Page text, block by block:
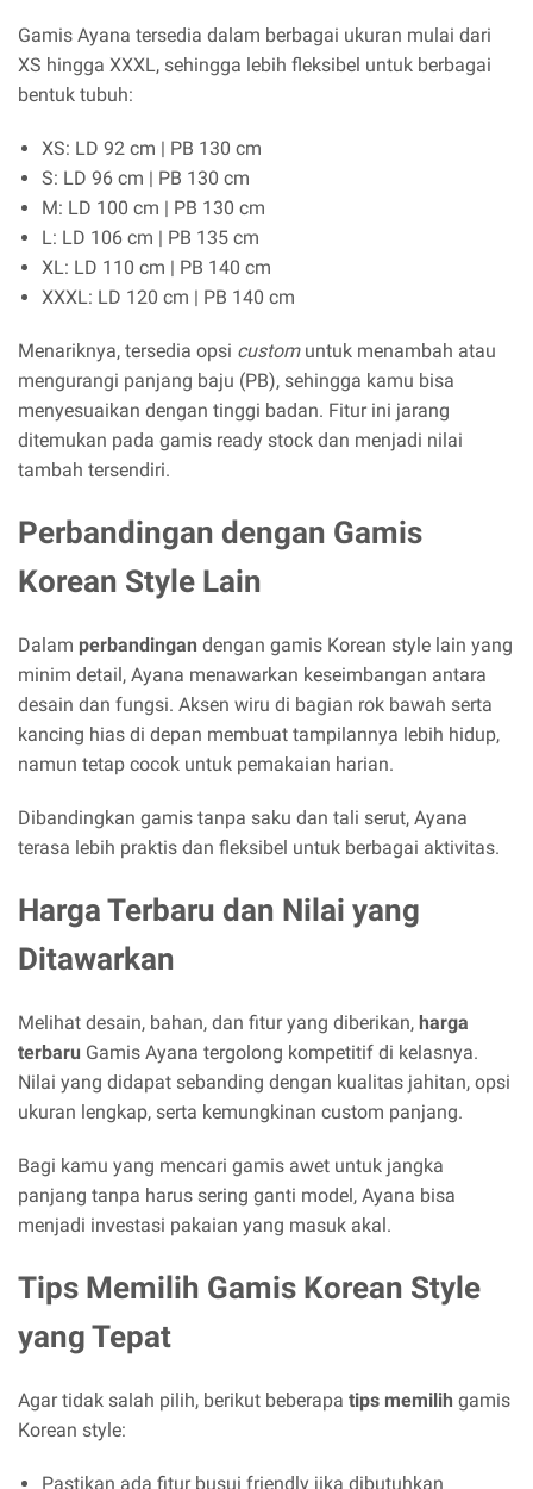
Gamis Ayana tersedia dalam berbagai ukuran mulai dari
XS hingga XXXL, sehingga lebih fleksibel untuk berbagai
bentuk tubuh:
XS: LD 92 cm | PB 130 cm
S: LD 96 cm | PB 130 cm
M: LD 100 cm | PB 130 cm
L: LD 106 cm | PB 135 cm
XL: LD 110 cm | PB 140 cm
XXXL: LD 120 cm | PB 140 cm
Menariknya, tersedia opsi customuntuk menambah atau
mengurangi panjang baju (PB), sehingga kamu bisa
menyesuaikan dengan tinggi badan. Fitur ini jarang
ditemukan pada gamis ready stock dan menjadi nilai
tambah tersendiri.
Perbandingan dengan Gamis
Korean Style Lain
Dalam perbandingan dengan gamis Korean style lain yang
minim detail, Ayana menawarkan keseimbangan antara
desain dan fungsi. Aksen wiru di bagian rok bawah serta
kancing hias di depan membuat tampilannya lebih hidup,
namun tetap cocok untuk pemakaian harian.
Dibandingkan gamis tanpa saku dan tali serut, Ayana
terasa lebih praktis dan fleksibel untuk berbagai aktivitas.
Harga Terbaru dan Nilai yang
Ditawarkan
Melihat desain, bahan, dan fitur yang diberikan, harga
terbaru Gamis Ayana tergolong kompetitif di kelasnya.
Nilai yang didapat sebanding dengan kualitas jahitan, opsi
ukuran lengkap, serta kemungkinan custom panjang.
Bagi kamu yang mencari gamis awet untuk jangka
panjang tanpa harus sering ganti model, Ayana bisa
menjadi investasi pakaian yang masuk akal.
Tips Memilih Gamis Korean Style
yang Tepat
Agar tidak salah pilih, berikut beberapa tips memilih gamis
Korean style:
Pastikan ada fitur busui friendly jika dibutuhkan